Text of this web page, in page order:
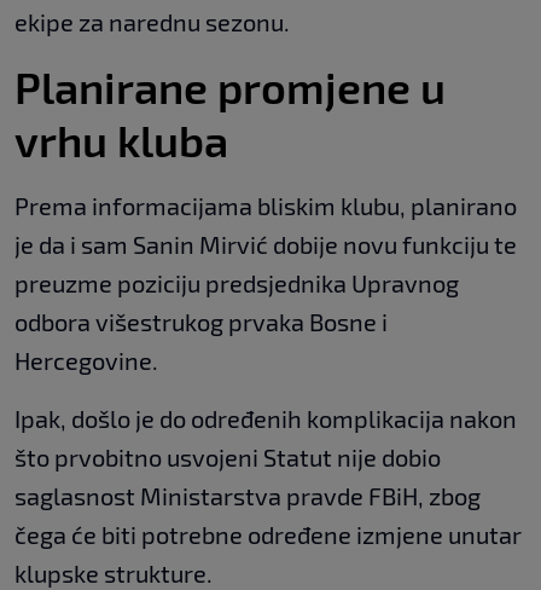
ekipe za narednu sezonu.
Planirane promjene u
vrhu kluba
Prema informacijama bliskim klubu, planirano
je da i sam Sanin Mirvić dobije novu funkciju te
preuzme poziciju predsjednika Upravnog
odbora višestrukog prvaka Bosne i
Hercegovine.
Ipak, došlo je do određenih komplikacija nakon
što prvobitno usvojeni Statut nije dobio
saglasnost Ministarstva pravde FBiH, zbog
čega će biti potrebne određene izmjene unutar
klupske strukture.